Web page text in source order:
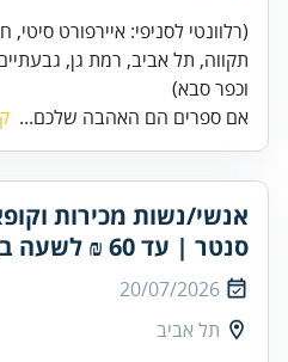
(רלוונטי לסניפי: איירפורט סיטי,
תקווה, תל אביב, רמת גן,
וכפר סבא)
אם ספרים הם האהבה שלכם...
אנשי/נשות מכירות
סנטר | עד 60 ₪ לשעה בסיס + בונוסים
20/07/2026
תל אביב